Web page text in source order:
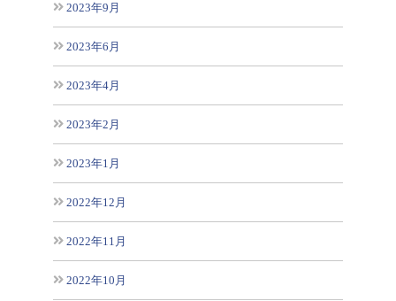
2023年9月
2023年6月
2023年4月
2023年2月
2023年1月
2022年12月
2022年11月
2022年10月